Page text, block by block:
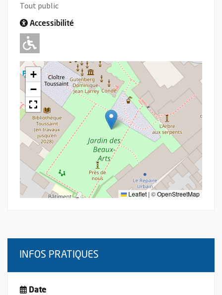
Tout public
Accessibilité
Adapté pour l'handicap Moteur
+
−
Leaflet | ©OpenStreetMap
INFOS PRATIQUES
Date